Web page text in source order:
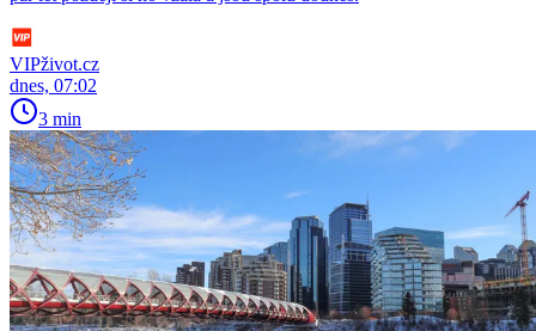
VIPživot.cz
dnes, 07:02
3 min